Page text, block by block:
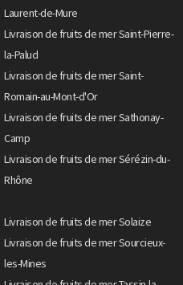
Laurent-de-Mure
Livraison de fruits de mer Saint-Pierre-
la-Palud
Livraison de fruits de mer Saint-
Romain-au-Mont-d'Or
Livraison de fruits de mer Sathonay-
Camp
Livraison de fruits de mer Sérézin-du-
Rhône
Livraison de fruits de mer Solaize
Livraison de fruits de mer Sourcieux-
les-Mines